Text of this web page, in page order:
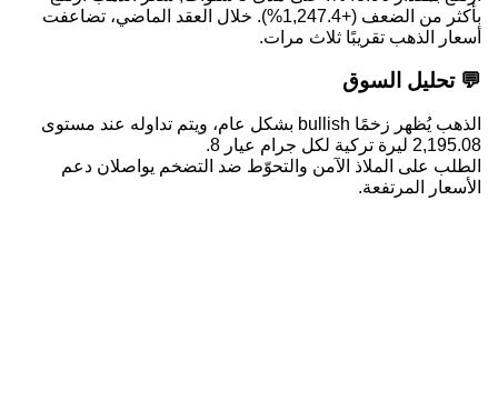
بأكثر من الضعف (+1,247.4%). خلال العقد الماضي، تضاعفت
أسعار الذهب تقريبًا ثلاث مرات.
💬 تحليل السوق
الذهب يُظهر زخمًا bullish بشكل عام، ويتم تداوله عند مستوى
2,195.08 ليرة تركية لكل جرام عيار 8.
الطلب على الملاذ الآمن والتحوّط ضد التضخم يواصلان دعم
الأسعار المرتفعة.